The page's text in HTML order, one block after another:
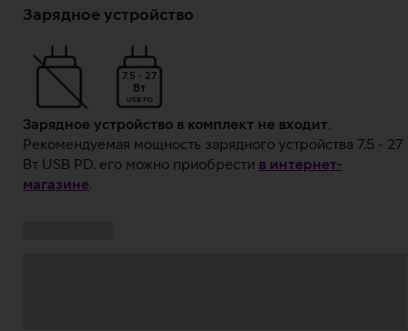
данных
Зарядное устройство
7.5 - 27
Вт
USB PD
Зарядное устройство в комплект не входит.
Рекомендуемая мощность зарядного устройства 7.5 - 27
Вт USB PD, его можно приобрести в интернет-
магазине.